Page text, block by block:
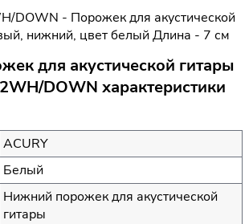
DOWN - Порожек для акустической
нижний, цвет белый Длина - 7 см
для акустической гитары
DOWN характеристики
ACURY
Белый
Нижний порожек для акустической
гитары